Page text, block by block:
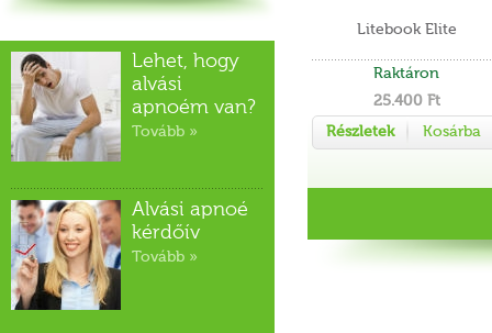
Lehet, hogy
alvási
apnoém van?
Tovább »
Alvási apnoé
kérdőív
Tovább »
Litebook Elite
Raktáron
25.400 Ft
Részletek
Kosárba